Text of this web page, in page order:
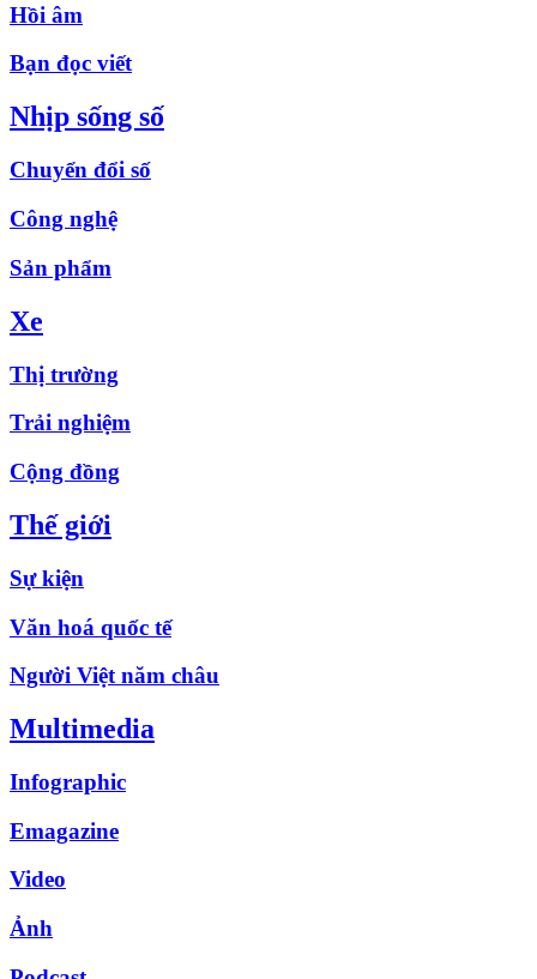
Hồi âm
Bạn đọc viết
Nhịp sống số
Chuyển đổi số
Công nghệ
Sản phẩm
Xe
Thị trường
Trải nghiệm
Cộng đồng
Thế giới
Sự kiện
Văn hoá quốc tế
Người Việt năm châu
Multimedia
Infographic
Emagazine
Video
Ảnh